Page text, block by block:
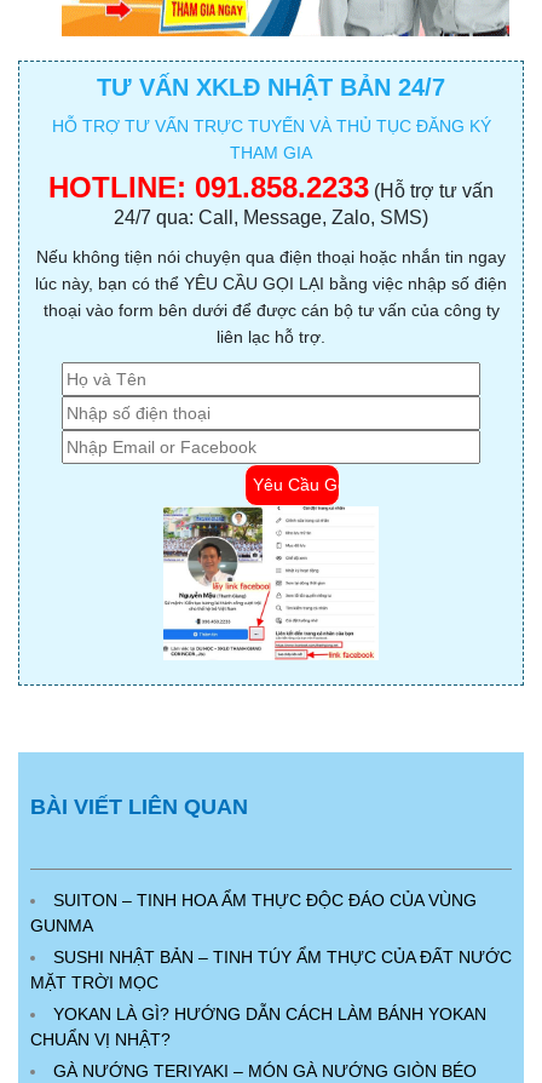
TƯ VẤN XKLĐ NHẬT BẢN 24/7
HỖ TRỢ TƯ VẤN TRỰC TUYẾN VÀ THỦ TỤC ĐĂNG KÝ
THAM GIA
HOTLINE: 091.858.2233 (Hỗ trợ tư vấn
24/7 qua: Call, Message, Zalo, SMS)
Nếu không tiện nói chuyện qua điện thoại hoặc nhắn tin ngay
lúc này, bạn có thể YÊU CẦU GỌI LẠI bằng việc nhập số điện
thoại vào form bên dưới để được cán bộ tư vấn của công ty
liên lạc hỗ trợ.
BÀI VIẾT LIÊN QUAN
SUITON – TINH HOA ẨM THỰC ĐỘC ĐÁO CỦA VÙNG
GUNMA
SUSHI NHẬT BẢN – TINH TÚY ẨM THỰC CỦA ĐẤT NƯỚC
MẶT TRỜI MỌC
YOKAN LÀ GÌ? HƯỚNG DẪN CÁCH LÀM BÁNH YOKAN
CHUẨN VỊ NHẬT?
GÀ NƯỚNG TERIYAKI – MÓN GÀ NƯỚNG GIÒN BÉO